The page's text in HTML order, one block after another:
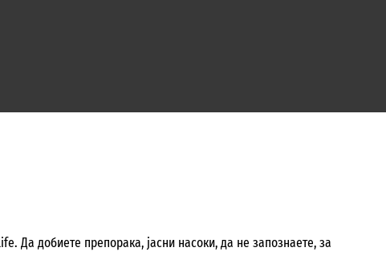
Да добиете препорака, јасни насоки, да не запознаете, за